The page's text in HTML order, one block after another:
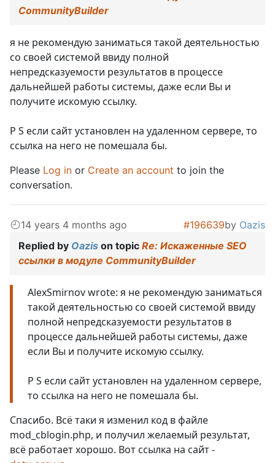
CommunityBuilder
я не рекомендую заниматься такой деятельностью
со своей системой ввиду полной
непредсказуемости результатов в процессе
дальнейшей работы системы, даже если Вы и
получите искомую ссылку.
P S если сайт установлен на удаленном сервере, то
ссылка на него не помешала бы.
Please Log in or Create an account to join the
conversation.
14 years 4 months ago #196639by Oazis
Replied by Oazis on topic Re: Искаженные SEO
ссылки в модуле CommunityBuilder
AlexSmirnov wrote: я не рекомендую заниматься
такой деятельностью со своей системой ввиду
полной непредсказуемости результатов в
процессе дальнейшей работы системы, даже
если Вы и получите искомую ссылку.
P S если сайт установлен на удаленном сервере,
то ссылка на него не помешала бы.
Спасибо. Всё таки я изменил код в файле
mod_cblogin.php, и получил желаемый результат,
всё работает хорошо. Вот ссылка на сайт -